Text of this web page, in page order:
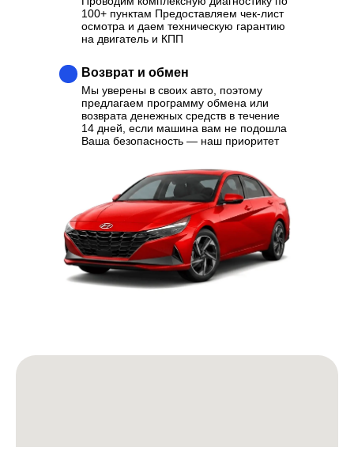
100+ пунктам Предоставляем чек-лист
осмотра и даем техническую гарантию
на двигатель и КПП
Возврат и обмен
Мы уверены в своих авто, поэтому
предлагаем программу обмена или
возврата денежных средств в течение
14 дней, если машина вам не подошла
Ваша безопасность — наш приоритет
ОТВЕТСТВЕННОСТЬЮ "АСЦ" г. Москва,
Волоколамское ш., д. 1, стр. 1, помещ. 55/8
+7 495 032 82 52
ОГРН 1257700197974
Политика конфиденциальности
info@incarauto.ru